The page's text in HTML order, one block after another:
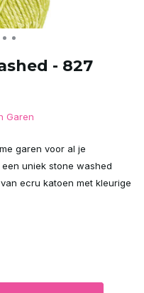
- 827
Garen
garen voor al je
uniek stone washed
ecru katoen met kleurige